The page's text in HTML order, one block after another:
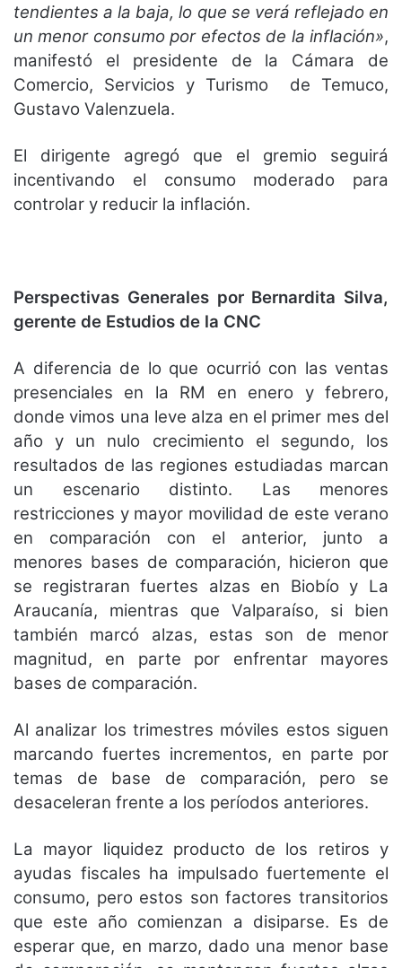
tendientes a la baja, lo que se verá reflejado en
un menor consumo por efectos de la inflación»,
manifestó el presidente de la Cámara de
Comercio, Servicios y Turismo de Temuco,
Gustavo Valenzuela.
El dirigente agregó que el gremio seguirá
incentivando el consumo moderado para
controlar y reducir la inflación.
Perspectivas Generales por Bernardita Silva,
gerente de Estudios de la CNC
A diferencia de lo que ocurrió con las ventas
presenciales en la RM en enero y febrero,
donde vimos una leve alza en el primer mes del
año y un nulo crecimiento el segundo, los
resultados de las regiones estudiadas marcan
un escenario distinto. Las menores
restricciones y mayor movilidad de este verano
en comparación con el anterior, junto a
menores bases de comparación, hicieron que
se registraran fuertes alzas en Biobío y La
Araucanía, mientras que Valparaíso, si bien
también marcó alzas, estas son de menor
magnitud, en parte por enfrentar mayores
bases de comparación.
Al analizar los trimestres móviles estos siguen
marcando fuertes incrementos, en parte por
temas de base de comparación, pero se
desaceleran frente a los períodos anteriores.
La mayor liquidez producto de los retiros y
ayudas fiscales ha impulsado fuertemente el
consumo, pero estos son factores transitorios
que este año comienzan a disiparse. Es de
esperar que, en marzo, dado una menor base